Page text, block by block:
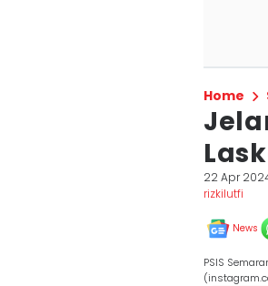
Home
22 Apr
rizkilutfi
News
PSIS